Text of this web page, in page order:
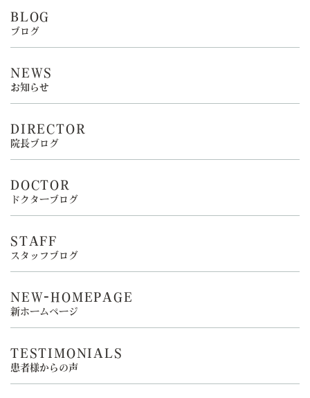
BLOG
ブログ
NEWS
お知らせ
DIRECTOR
院長ブログ
DOCTOR
ドクターブログ
STAFF
スタッフブログ
NEW-HOMEPAGE
新ホームページ
TESTIMONIALS
患者様からの声